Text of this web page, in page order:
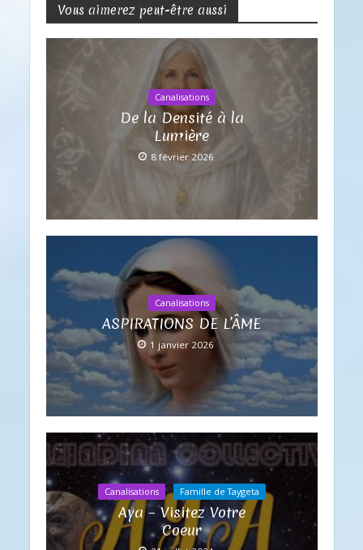
Vous aimerez peut-être aussi
Canalisations
De la Densité à la
Lumière
8 février 2026
Canalisations
ASPIRATIONS DE L’ÂME
1 janvier 2026
Canalisations Famille de Taygeta
Aya – Visitez Votre
Coeur